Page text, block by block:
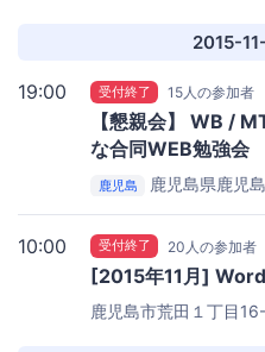
2015-
19:00 受付終了 15人の参加者
【懇親会】 WB /
な合同WEB勉強会
鹿児島 鹿児島県鹿児
10:00 受付終了 20人の参加者
[2015年11月]
鹿児島市荒田１丁目